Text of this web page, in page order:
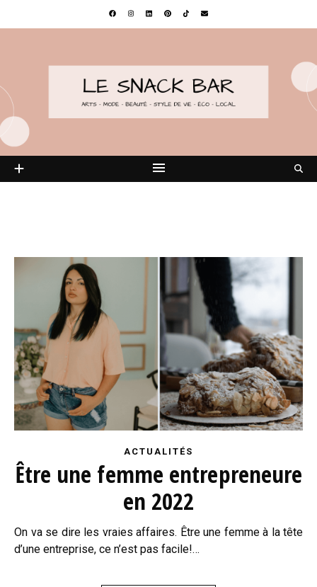
ACTUALITÉS
Être une femme entrepreneure
en 2022
On va se dire les vraies affaires. Être une femme à la tête
d’une entreprise, ce n’est pas facile!…